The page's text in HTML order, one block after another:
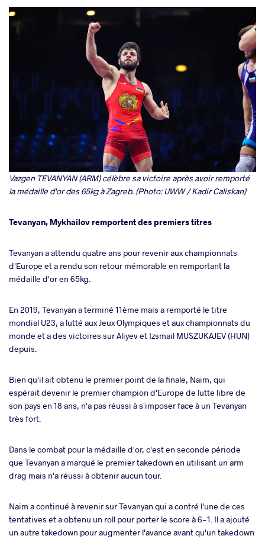
Vazgen TEVANYAN (ARM) célèbre sa victoire après avoir remporté
la médaille d'or des 65kg à Zagreb. (Photo: UWW / Kadir Caliskan)
Tevanyan, Mykhailov remportent des premiers titres
Tevanyan a attendu quatre ans pour revenir aux championnats
d'Europe et a rendu son retour mémorable en remportant la
médaille d'or en 65kg.
En 2019, Tevanyan a terminé 11ème mais a remporté le titre
mondial U23, a lutté aux Jeux Olympiques et aux championnats du
monde et a des victoires sur Aliyev et Izsmail MUSZUKAJEV (HUN)
depuis.
Bien qu'il ait obtenu le premier point de la finale, Naim, qui
espérait devenir le premier champion d'Europe de lutte libre de
son pays en 18 ans, n'a pas réussi à s'imposer face à un Tevanyan
très fort.
Dans le combat pour la médaille d'or, c'est en seconde période
que Tevanyan a marqué le premier takedown en utilisant un arm
drag mais n'a réussi à obtenir aucun tour.
Naim a continué à revenir sur Tevanyan qui a contré l'une de ces
tentatives et a obtenu un roll pour porter le score à 6-1. Il a ajouté
un autre takedown pour augmenter l'avance avant qu'un takedown